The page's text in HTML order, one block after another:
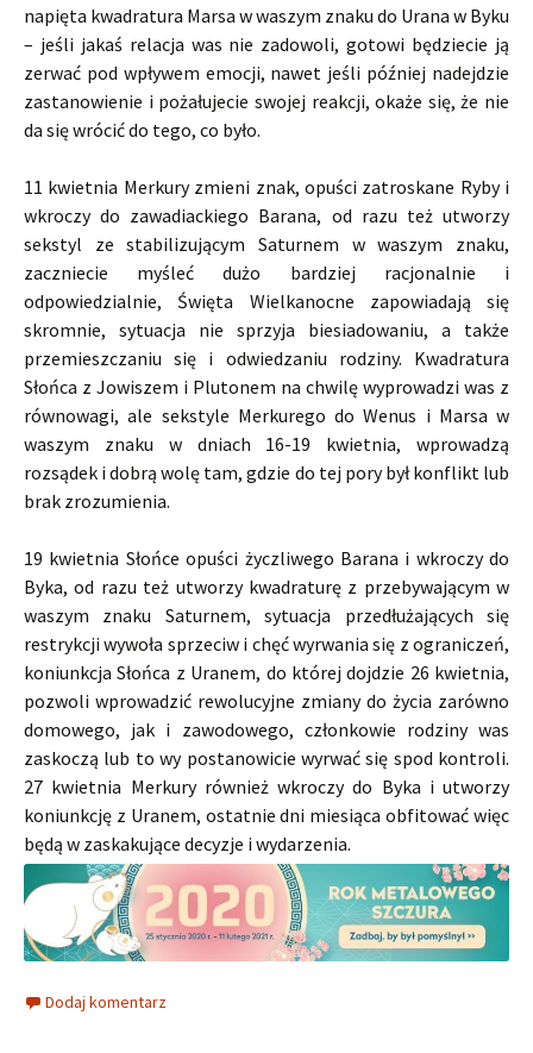
napięta kwadratura Marsa w waszym znaku do Urana w Byku
– jeśli jakaś relacja was nie zadowoli, gotowi będziecie ją
zerwać pod wpływem emocji, nawet jeśli później nadejdzie
zastanowienie i pożałujecie swojej reakcji, okaże się, że nie
da się wrócić do tego, co było.
11 kwietnia Merkury zmieni znak, opuści zatroskane Ryby i
wkroczy do zawadiackiego Barana, od razu też utworzy
sekstyl ze stabilizującym Saturnem w waszym znaku,
zaczniecie myśleć dużo bardziej racjonalnie i
odpowiedzialnie, Święta Wielkanocne zapowiadają się
skromnie, sytuacja nie sprzyja biesiadowaniu, a także
przemieszczaniu się i odwiedzaniu rodziny. Kwadratura
Słońca z Jowiszem i Plutonem na chwilę wyprowadzi was z
równowagi, ale sekstyle Merkurego do Wenus i Marsa w
waszym znaku w dniach 16-19 kwietnia, wprowadzą
rozsądek i dobrą wolę tam, gdzie do tej pory był konflikt lub
brak zrozumienia.
19 kwietnia Słońce opuści życzliwego Barana i wkroczy do
Byka, od razu też utworzy kwadraturę z przebywającym w
waszym znaku Saturnem, sytuacja przedłużających się
restrykcji wywoła sprzeciw i chęć wyrwania się z ograniczeń,
koniunkcja Słońca z Uranem, do której dojdzie 26 kwietnia,
pozwoli wprowadzić rewolucyjne zmiany do życia zarówno
domowego, jak i zawodowego, członkowie rodziny was
zaskoczą lub to wy postanowicie wyrwać się spod kontroli.
27 kwietnia Merkury również wkroczy do Byka i utworzy
koniunkcję z Uranem, ostatnie dni miesiąca obfitować więc
będą w zaskakujące decyzje i wydarzenia.
Dodaj komentarz